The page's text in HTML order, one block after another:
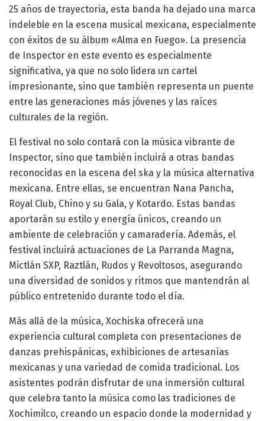
25 años de trayectoria, esta banda ha dejado una marca
indeleble en la escena musical mexicana, especialmente
con éxitos de su álbum «Alma en Fuego». La presencia
de Inspector en este evento es especialmente
significativa, ya que no solo lidera un cartel
impresionante, sino que también representa un puente
entre las generaciones más jóvenes y las raíces
culturales de la región.
El festival no solo contará con la música vibrante de
Inspector, sino que también incluirá a otras bandas
reconocidas en la escena del ska y la música alternativa
mexicana. Entre ellas, se encuentran Nana Pancha,
Royal Club, Chino y su Gala, y Kotardo. Estas bandas
aportarán su estilo y energía únicos, creando un
ambiente de celebración y camaradería. Además, el
festival incluirá actuaciones de La Parranda Magna,
Mictlán SXP, Raztlán, Rudos y Revoltosos, asegurando
una diversidad de sonidos y ritmos que mantendrán al
público entretenido durante todo el día.
Más allá de la música, Xochiska ofrecerá una
experiencia cultural completa con presentaciones de
danzas prehispánicas, exhibiciones de artesanías
mexicanas y una variedad de comida tradicional. Los
asistentes podrán disfrutar de una inmersión cultural
que celebra tanto la música como las tradiciones de
Xochimilco, creando un espacio donde la modernidad y